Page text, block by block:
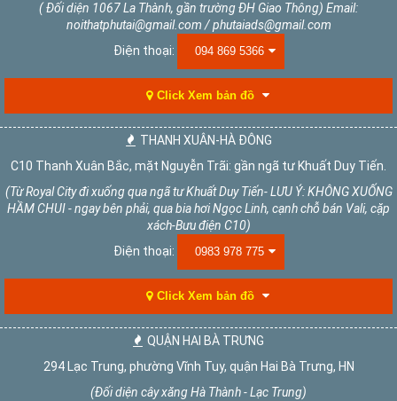
( Đối diện 1067 La Thành, gần trường ĐH Giao Thông) Email:
noithatphutai@gmail.com / phutaiads@gmail.com
Điện thoại:
094 869 5366
Click Xem bản đồ
THANH XUÂN-HÀ ĐÔNG
C10 Thanh Xuân Bắc, mặt Nguyễn Trãi: gần ngã tư Khuất Duy Tiến.
(Từ Royal City đi xuống qua ngã tư Khuất Duy Tiến- LƯU Ý: KHÔNG XUỐNG
HẦM CHUI - ngay bên phải, qua bia hơi Ngọc Linh, cạnh chỗ bán Vali, cặp
xách-Bưu điện C10)
Điện thoại:
0983 978 775
Click Xem bản đồ
QUẬN HAI BÀ TRƯNG
294 Lạc Trung, phường Vĩnh Tuy, quận Hai Bà Trưng, HN
(Đối diện cây xăng Hà Thành - Lạc Trung)